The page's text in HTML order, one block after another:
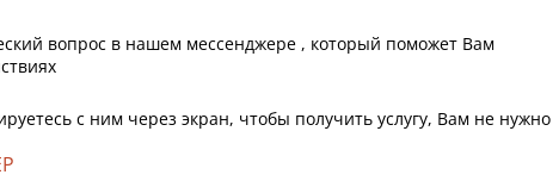
вопрос в нашем мессенджере , который поможет Вам
с ним через экран, чтобы получить услугу, Вам не нужно